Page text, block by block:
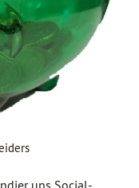
uns Social-